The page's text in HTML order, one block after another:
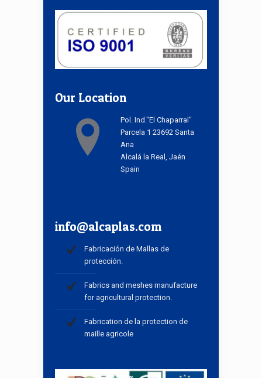
Our Location
Pol. Ind."El Chaparral"
Parcela 1 23692 Santa
Ana
Alcalá la Real, Jaén
Spain
info@alcaplas.com
Fabricación de Mallas de
protección.
Fabrics and meshes manufacture
for agricultural protection.
Fabrication de la protection de
maille agricole